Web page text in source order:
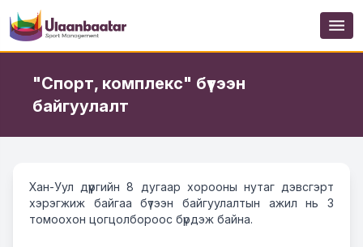
"Спорт, комплекс" бүтээн
байгуулалт
Хан-Уул дүүргийн8 дугаар хорооны нутаг дэвсгэрт
хэрэгжиж байгаабүтээнбайгуулалтын ажилнь3
томоохон цогцолбороос бүрдэж байна.